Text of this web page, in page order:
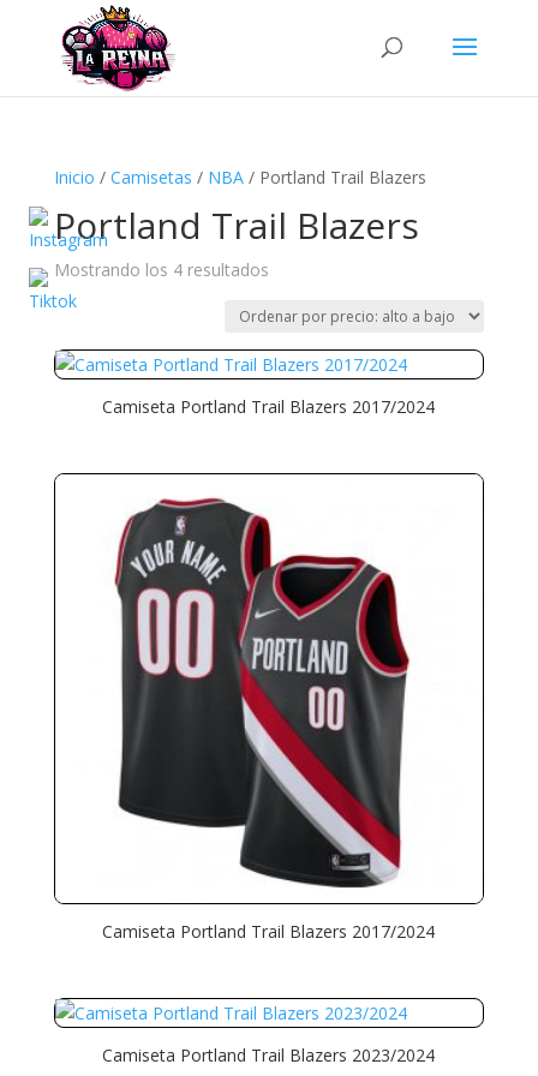
Búsqueda
productos
Inicio / Camisetas / NBA/ Portland Trail Blazers
Portland Trail Blazers
Mostrando los 4 resultadosOrdenado
precio:
alto
a
bajo
Camiseta Portland Trail Blazers 2017/2024
Camiseta Portland Trail Blazers 2017/2024
Camiseta Portland Trail Blazers 2023/2024